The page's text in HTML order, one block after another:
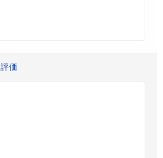
価